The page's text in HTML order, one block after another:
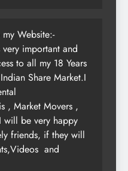
Website:-
very important and
to all my 18 Years
Share Market.I
, Market Movers ,
will be very happy
friends, if they will
and